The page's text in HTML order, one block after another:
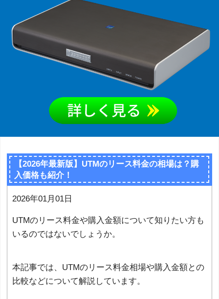
【2026年最新版】UTMのリース料金の相場は？購
入価格も紹介！
2026年01月01日
UTMのリース料金や購入金額について知りたい方も
いるのではないでしょうか。
本記事では、UTMのリース料金相場や購入金額との
比較などについて解説しています。